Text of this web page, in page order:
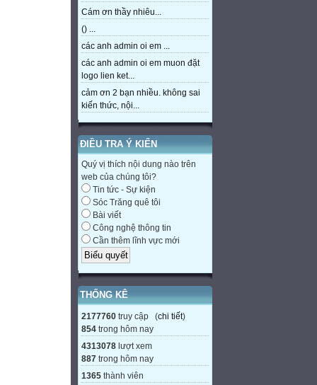
Cám ơn thầy nhiêu...
() ...
các anh admin oi em ...
các anh admin oi em muon đặt
logo lien ket...
cảm ơn 2 bạn nhiều. không sai
kiến thức, nội...
ĐIỀU TRA Ý KIẾN
Quý vị thích nội dung nào trên
web của chúng tôi?
Tin tức - Sự kiện
Sóc Trăng quê tôi
Bài viết
Công nghệ thông tin
Cần thêm lĩnh vực mới
THỐNG KÊ
2177760 truy cập (chi tiết)
854 trong hôm nay
4313078 lượt xem
887 trong hôm nay
1365 thành viên